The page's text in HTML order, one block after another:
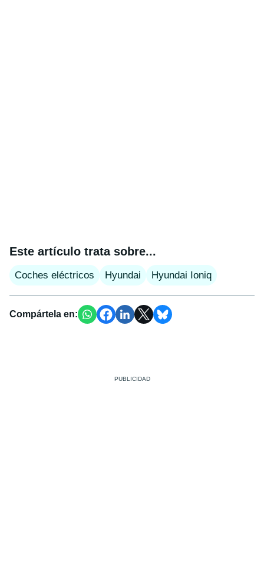
Este artículo trata sobre...
Coches eléctricos Hyundai Hyundai Ioniq
Compártela en: